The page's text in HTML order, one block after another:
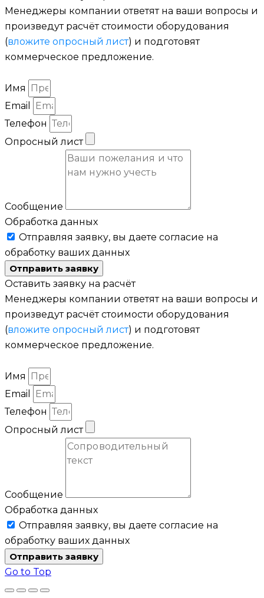
Менеджеры компании ответят на ваши вопросы и
произведут расчёт стоимости оборудования
(вложите опросный лист) и подготовят
коммерческое предложение.
Имя
Email
Телефон
Опросный лист
Сообщение
Обработка данных
Отправляя заявку, вы даете согласие на
обработку ваших данных
Отправить заявку
Оставить заявку на расчёт
Менеджеры компании ответят на ваши вопросы и
произведут расчёт стоимости оборудования
(вложите опросный лист) и подготовят
коммерческое предложение.
Имя
Email
Телефон
Опросный лист
Сообщение
Обработка данных
Отправляя заявку, вы даете согласие на
обработку ваших данных
Отправить заявку
Go to Top